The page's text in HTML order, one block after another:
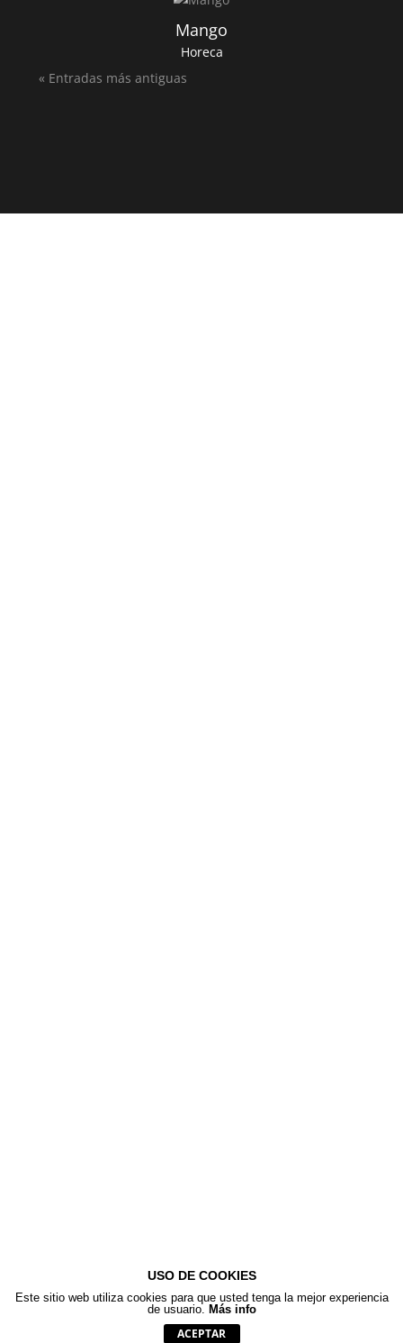
Mango
Horeca
« Entradas más antiguas
combo@comboestudio.es - COMBO Estudio©
USO DE COOKIES
Este sitio web utiliza cookies para que usted tenga la mejor experiencia
de usuario. Más info
ACEPTAR